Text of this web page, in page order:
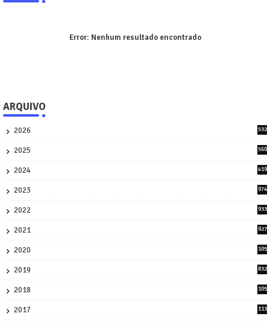
Error: Nenhum resultado encontrado
ARQUIVO
2026
532
2025
560
2024
419
2023
974
2022
933
2021
927
2020
105
2019
832
2018
105
2017
113